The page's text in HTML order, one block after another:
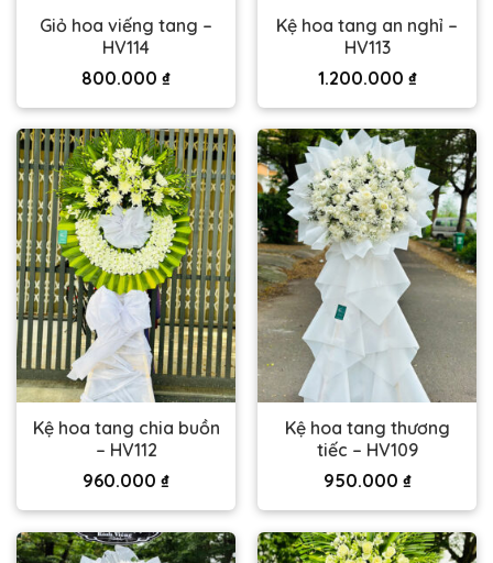
Giỏ hoa viếng tang –
HV114
800.000 ₫
Kệ hoa tang an nghỉ –
HV113
1.200.000 ₫
Kệ hoa tang chia buồn
– HV112
960.000 ₫
Kệ hoa tang thương
tiếc – HV109
950.000 ₫